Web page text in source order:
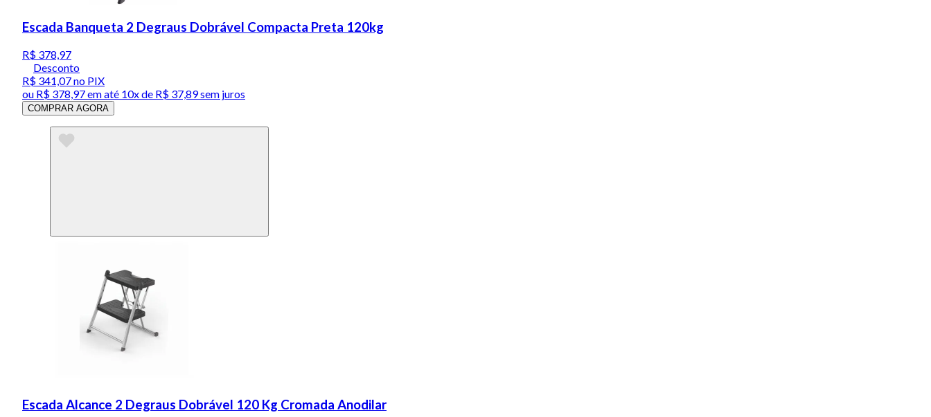
Escada Banqueta 2 Degraus Dobrável Compacta Preta 120kg
R$ 378,97
Desconto
R$ 341,07no PIX
ou R$ 378,97em até 10x de R$ 37,89 sem juros
COMPRAR AGORA
Escada Alcance 2 Degraus Dobrável 120 Kg Cromada Anodilar